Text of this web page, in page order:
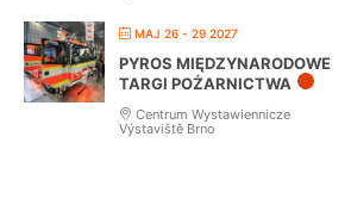
MAJ 26 - 29 2027
PYROS MIĘDZYNARODOWE
TARGI POŻARNICTWA
Centrum Wystawiennicze
Výstaviště Brno